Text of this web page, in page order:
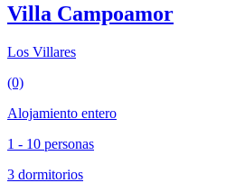
Villa Campoamor
Los Villares
(0)
Alojamiento entero
1 - 10 personas
3 dormitorios